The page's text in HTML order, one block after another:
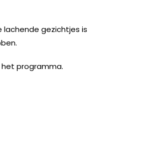
lachende gezichtjes is
programma.